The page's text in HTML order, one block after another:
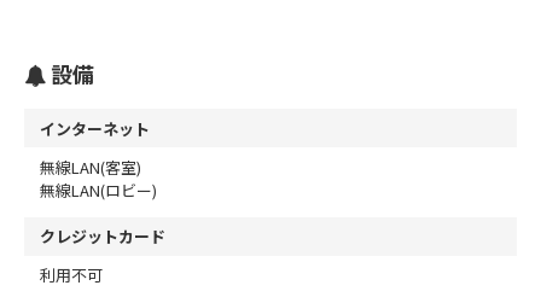
設備
インターネット
無線LAN(客室)
無線LAN(ロビー)
クレジットカード
利用不可